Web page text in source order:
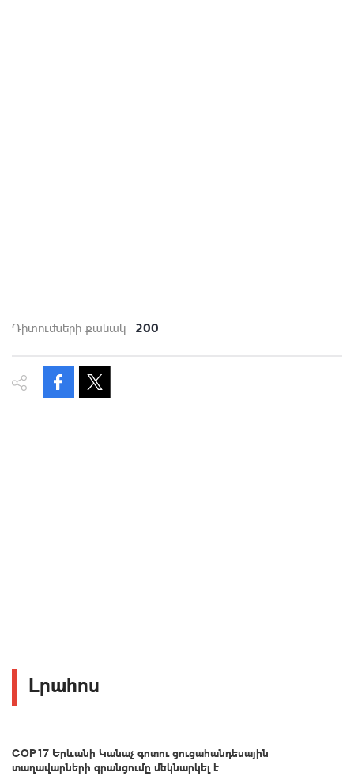
Դիտումների քանակ 200
Լրահոս
COP17 Երևանի Կանաչ գոտու ցուցահանդեսային
տաղավարների գրանցումը մեկնարկել է